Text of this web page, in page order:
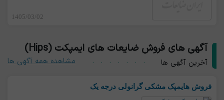
1405/03/02
آگهی های فروش ضایعات های ایمپکت (Hips)
آخرین آگهی ها مشاهده همه آگهی ها
فروش هایمپک مشکی گرانولی درجه یک